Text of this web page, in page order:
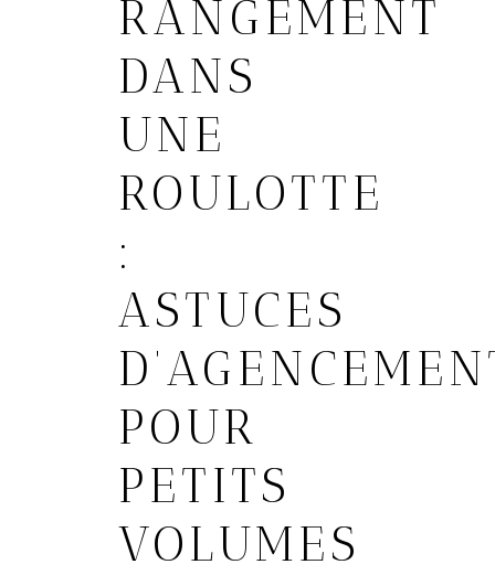
RANGEMENT
DANS
UNE
ROULOTTE
:
ASTUCES
POUR
PETITS
VOLUMES